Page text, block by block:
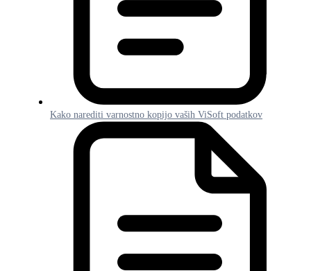
Kako narediti varnostno kopijo vaših ViSoft podatkov